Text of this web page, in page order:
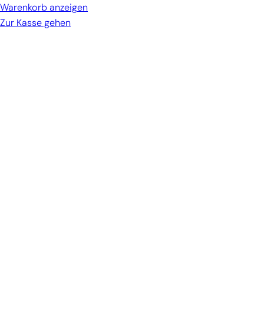
Warenkorb anzeigen
Zur Kasse gehen